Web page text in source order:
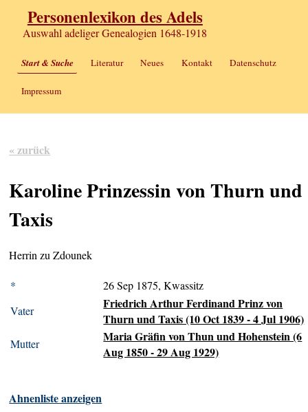
Personenlexikon des Adels
Auswahl adeliger Genealogien 1648-1918
Start & Suche Literatur Neues Kontakt Datenschutz
Impressum
« zurück
Karoline Prinzessin von Thurn und
Taxis
Herrin zu Zdounek
*
26 Sep 1875, Kwassitz
Vater
Friedrich Arthur Ferdinand Prinz von
Thurn und Taxis (10 Oct 1839 - 4 Jul 1906)
Mutter
Maria Gräfin von Thun und Hohenstein (6
Aug 1850 - 29 Aug 1929)
Ahnenliste anzeigen